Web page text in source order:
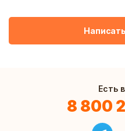
Есть
8 800